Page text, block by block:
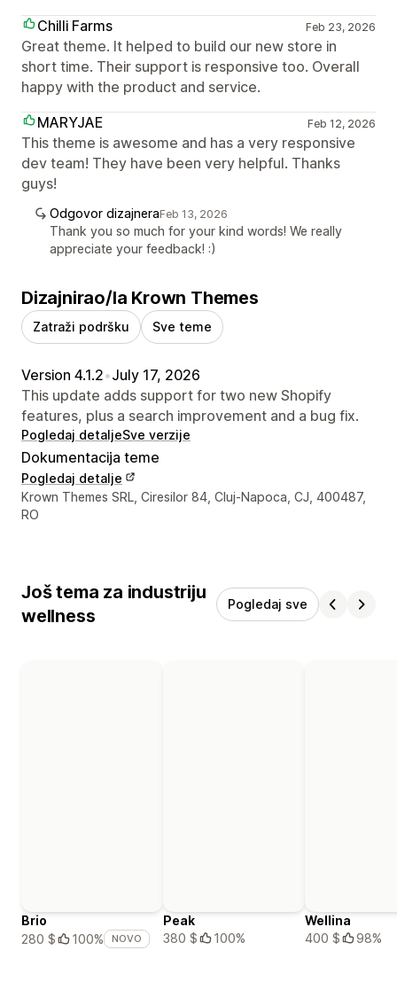
Chilli Farms Feb 23, 2026
Great theme. It helped to build our new store in
short time. Their support is responsive too. Overall
happy with the product and service.
MARYJAE
Feb 12, 2026
This theme is awesome and has a very responsive
dev team! They have been very helpful. Thanks
guys!
Odgovor dizajneraFeb 13, 2026
Thank you so much for your kind words! We really
appreciate your feedback! :)
Dizajnirao/la Krown Themes
Zatraži podršku Sve teme
Version 4.1.2•July 17, 2026
This update adds support for two new Shopify
features, plus a search improvement and a bug fix.
Pogledaj detaljeSve verzije
Dokumentacija teme
Pogledaj detalje
Podaci za kontakt dizajnera
Krown Themes SRL, Ciresilor 84, Cluj-Napoca, CJ, 400487,
RO
Još tema za industriju
wellness
Pogledaj sve
Brio
280 $
100% NOVO
Peak
380 $
100%
Wellina
400 $
98%